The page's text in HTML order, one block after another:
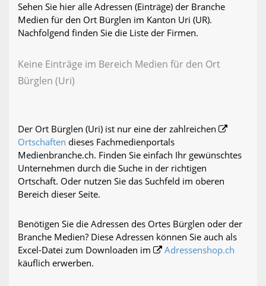
Sehen Sie hier alle Adressen (Einträge) der Branche
Medien für den Ort Bürglen im Kanton Uri (UR).
Nachfolgend finden Sie die Liste der Firmen.
Keine Einträge im Bereich Medien für den Ort
Bürglen (Uri)
Der Ort Bürglen (Uri) ist nur eine der zahlreichen
Ortschaften dieses Fachmedienportals
Medienbranche.ch. Finden Sie einfach Ihr gewünschtes
Unternehmen durch die Suche in der richtigen
Ortschaft. Oder nutzen Sie das Suchfeld im oberen
Bereich dieser Seite.
Benötigen Sie die Adressen des Ortes Bürglen oder der
Branche Medien? Diese Adressen können Sie auch als
Excel-Datei zum Downloaden im
Adressenshop.ch
käuflich erwerben.